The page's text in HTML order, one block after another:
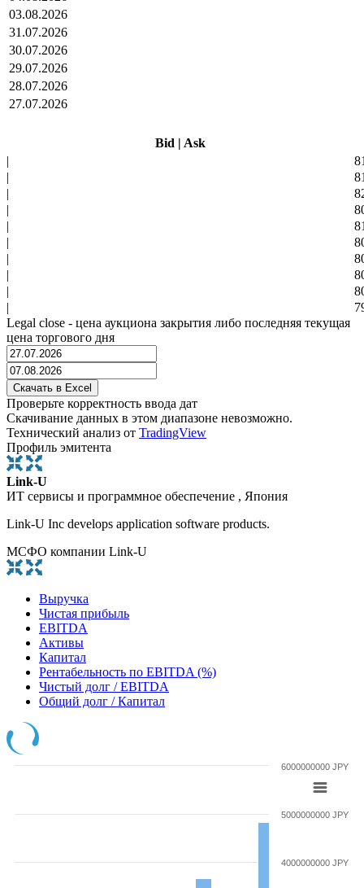
03.08.2026
31.07.2026
30.07.2026
29.07.2026
28.07.2026
27.07.2026
Bid | Ask
|
|
|
|
|
|
|
|
|
|
Legal close - цена аукциона закрытия либо последняя текущая
цена торгового дня
Проверьте корректность ввода дат
Скачивание данных в этом диапазоне невозможно.
Технический анализ от TradingView
Профиль эмитента
Link-U
ИТ сервисы и программное обеспечение , Япония
Link-U Inc develops application software products.
МСФО компании Link-U
Выручка
Чистая прибыль
EBITDA
Активы
Капитал
Рентабельность по EBITDA (%)
Чистый долг / EBITDA
Общий долг / Капитал
4000000000 JPY
5000000000 JPY
6000000000 JPY